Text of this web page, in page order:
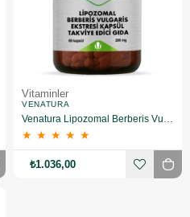
Vitaminler
VENATURA
Venatura Lipozomal Berberis Vulgaris Ekstresi 60 Kapsül
★ ★ ★ ★ ★
₺1.036,00